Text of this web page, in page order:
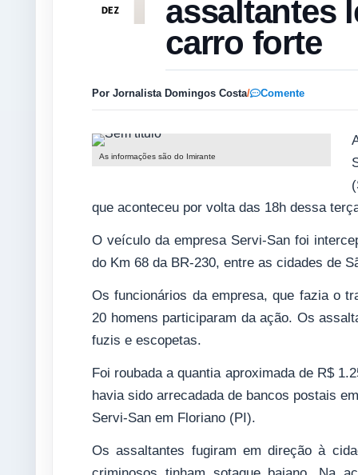
DEZ
assaltantes
carro forte
Por Jornalista Domingos Costa/ Comente
As informações são do Imirante
que aconteceu por volta das 18h dessa
O veículo da empresa Servi-San foi
do Km 68 da BR-230, entre as cidades de
Os funcionários da empresa, que fazia o
20 homens participaram da ação. Os
fuzis e escopetas.
Foi roubada a quantia aproximada de R$
havia sido arrecadada de bancos postais
Servi-San em Floriano (PI).
Os assaltantes fugiram em direção à